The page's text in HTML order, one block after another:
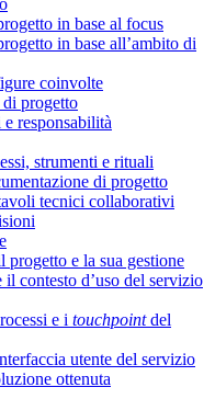
in base al focus
in base all’ambito di
coinvolte
progetto
responsabilità
strumenti e rituali
di progetto
tecnici collaborativi
progetto e la sua gestione
contesto d’uso del servizio
e i touchpointdel
utente del servizio
ottenuta